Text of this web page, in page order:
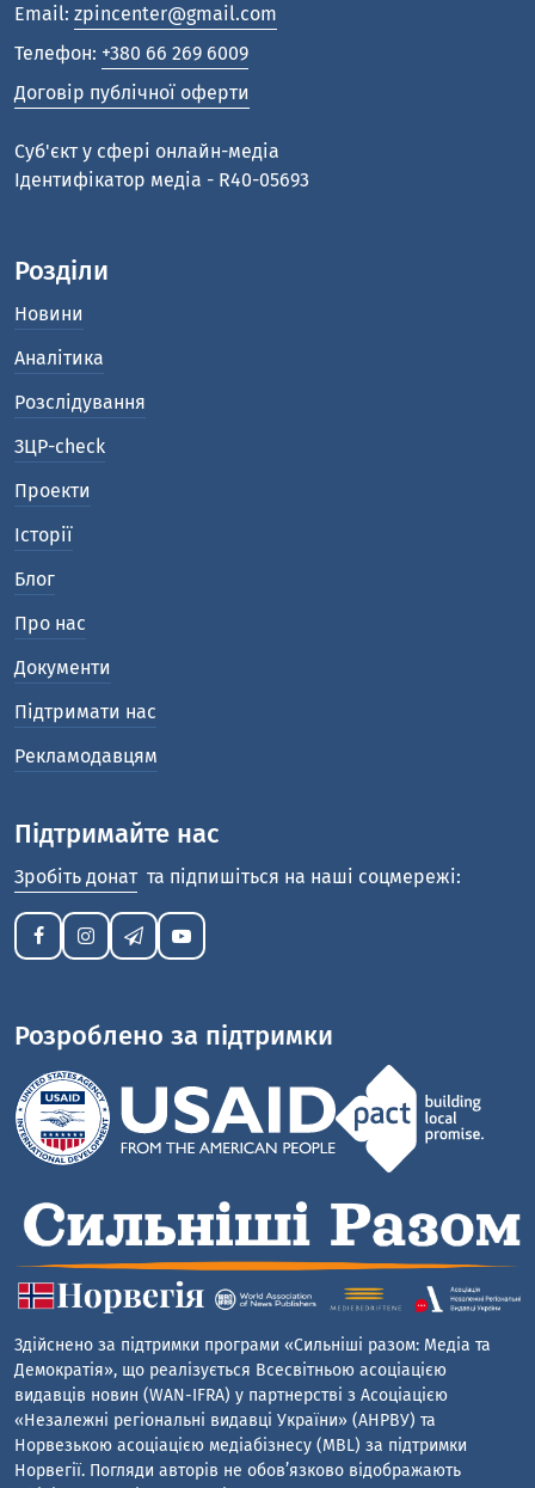
Email: zpincenter@gmail.com
Телефон: +380 66 269 6009
Договір публічної оферти
Cуб'єкт у сфері онлайн-медіа
Ідентифікатор медіа - R40-05693
Розділи
Новини
Аналітика
Розслідування
ЗЦР-check
Проекти
Історії
Блог
Про нас
Документи
Підтримати нас
Рекламодавцям
Підтримайте нас
Зробіть донат та підпишіться на наші соцмережі:
Розроблено за підтримки
Здійснено за підтримки програми «Сильніші разом: Медіа та
Демократія», що реалізується Всесвітньою асоціацією
видавців новин (WAN-IFRA) у партнерстві з Асоціацією
«Незалежні регіональні видавці України» (АНРВУ) та
Норвезькою асоціацією медіабізнесу (MBL) за підтримки
Норвегії. Погляди авторів не обов’язково відображають